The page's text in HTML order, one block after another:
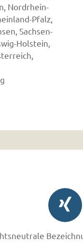
Nordrhein-
Pfalz,
Sachsen-
Holstein,